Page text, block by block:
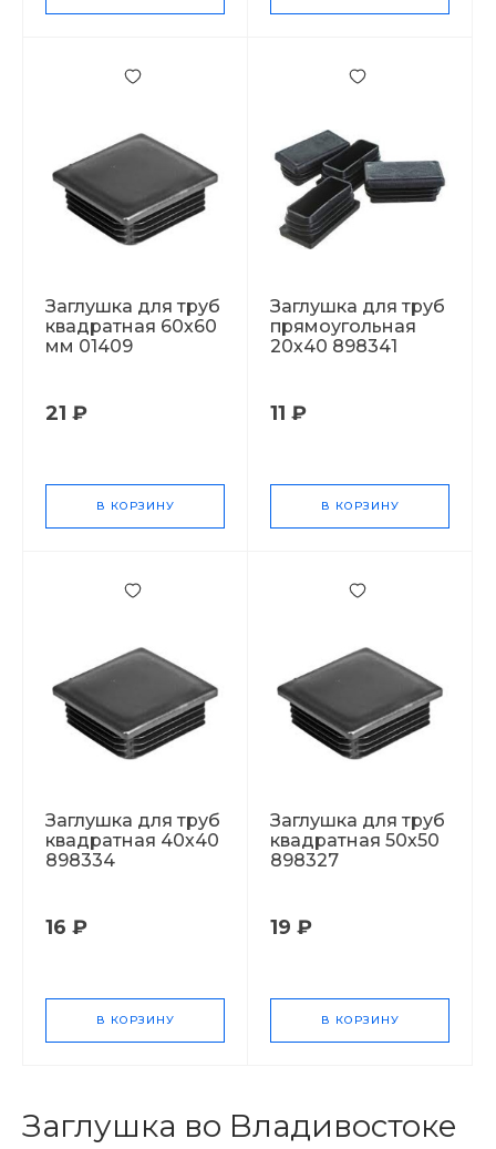
Заглушка для труб
квадратная 60х60
мм 01409
21 ₽
В КОРЗИНУ
Заглушка для труб
прямоугольная
20х40 898341
11 ₽
В КОРЗИНУ
Заглушка для труб
квадратная 40х40
898334
16 ₽
В КОРЗИНУ
Заглушка для труб
квадратная 50х50
898327
19 ₽
В КОРЗИНУ
Заглушка во Владивостоке